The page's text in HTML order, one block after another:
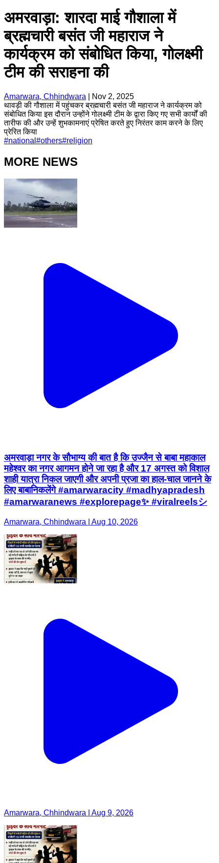
अमरवाड़ा: शारदा माई गौशाला में
ब्रह्मचारी बसंत जी महाराज ने
कार्यक्रम को संबोधित किया, गोलक्ष्मी
टीम की सराहना की
Amarwara, Chhindwara
Nov 2, 2025
थावड़ी की गौशाला में पहुंचकर ब्रह्मचारी बसंत जी महाराज ने कार्यक्रम को
संबोधित किया इस दौरान उन्होंने गोलक्ष्मी टीम के द्वारा किए गए सभी कार्यों की
तारीफ की और उन्हें शुभकामनाएं प्रेषित करते हुए निरंतर काम करने के लिए
प्रेरित किया
#national #others#religion
MORE NEWS
अमरवाड़ा नगर के सौभाग्य की बात है कि उज्जैन से बाबा महाकाल
महेश्वर का नगर आगमन होने जा रहा है और 17 अगस्त को विशाल
शाही यात्रा निकल जाएगी और अपनी प्रजा का हाल-चाल जानने के
लिए बाबानिकलेंगे #amarwaracity #madhyapradesh
#amarwaranews #explorepage✨ #viralreelsシ
Amarwara, Chhindwara | Aug 10, 2026
Amarwara, Chhindwara | Aug 9, 2026